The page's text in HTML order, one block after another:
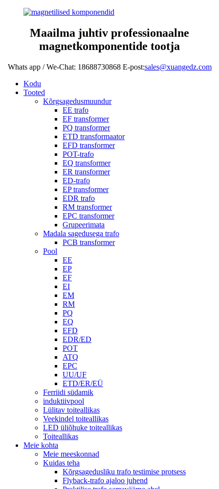
Maailma juhtiv professionaalne
magnetkomponentide tootja
Whats app / We-Chat: 18688730868 E-post:sales@xuangedz.com
Kodu
Tooted
Kõrgsagedusmuundur
EE trafo
EF transformer
PQ transformer
ETD transformaator
EFD transformer
POT-trafo
EQ transformer
ER transformer
ED-trafo
EP transformer
EDR trafo
RM transformer
EPC transformer
Grupeerimata
Madala sagedusega trafo
PCB transformer
Pool
EE
EP
EF
EI
EM
RM
PQ
EQ
EFD
EDR/ED
POT
ATQ
EPC
UU/UF
ETD/ER/EÜ
Ferriidi südamik
induktiivpool
Lülitav toiteallikas
Veekindel toiteallikas
LED üliõhuke toiteallikas
Toiteallikas
Meie kohta
Meie meeskonnad
Kuidas teha
Kõrgsagedusliku trafo testimise protsess
Flyback-trafo ajaloo juhend